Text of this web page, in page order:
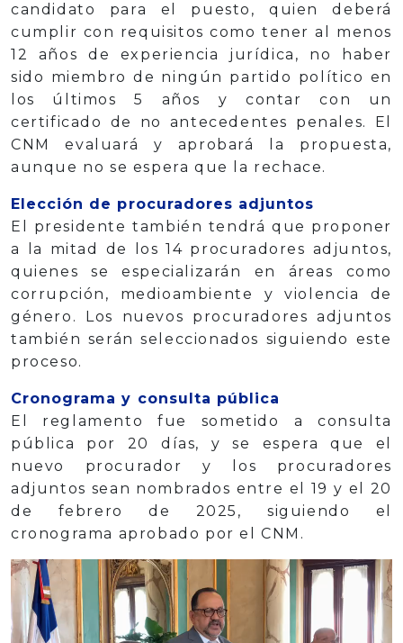
candidato para el puesto, quien deberá
cumplir con requisitos como tener al menos
12 años de experiencia jurídica, no haber
sido miembro de ningún partido político en
los últimos 5 años y contar con un
certificado de no antecedentes penales. El
CNM evaluará y aprobará la propuesta,
aunque no se espera que la rechace.
Elección de procuradores adjuntos
El presidente también tendrá que proponer
a la mitad de los 14 procuradores adjuntos,
quienes se especializarán en áreas como
corrupción, medioambiente y violencia de
género. Los nuevos procuradores adjuntos
también serán seleccionados siguiendo este
proceso.
Cronograma y consulta pública
El reglamento fue sometido a consulta
pública por 20 días, y se espera que el
nuevo procurador y los procuradores
adjuntos sean nombrados entre el 19 y el 20
de febrero de 2025, siguiendo el
cronograma aprobado por el CNM.